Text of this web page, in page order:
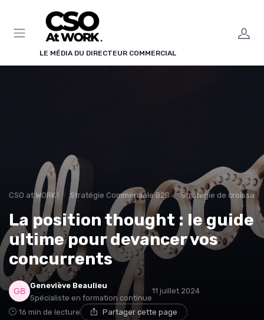
LE MÉDIA DU DIRECTEUR COMMERCIAL
CSO at WORK ! Stratégie Commerciale B2B Stratégie de
La position thought : le guide
ultime pour devancer vos
concurrents
Geneviève Beaulieu
Spécialiste en formation continue
11 juillet 2024
16 min de lecture Partager cette page